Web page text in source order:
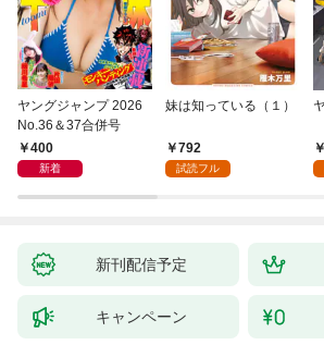
ヤングジャンプ 2026
No.36＆37合併号
400
新着
妹は知っている（１）
792
試読フル
新刊配信予定
キャンペーン